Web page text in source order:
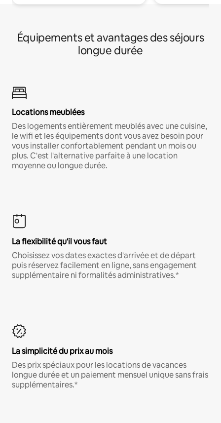
Équipements et avantages des séjours
longue durée
Locations meublées
Des logements entièrement meublés avec une cuisine,
le wifi et les équipements dont vous avez besoin pour
vous installer confortablement pendant un mois ou
plus. C'est l'alternative parfaite à une location
moyenne ou longue durée.
La flexibilité qu'il vous faut
Choisissez vos dates exactes d'arrivée et de départ
puis réservez facilement en ligne, sans engagement
supplémentaire ni formalités administratives.*
La simplicité du prix au mois
Des prix spéciaux pour les locations de vacances
longue durée et un paiement mensuel unique sans frais
supplémentaires.*